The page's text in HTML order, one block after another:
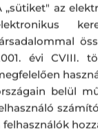
az olyan
„sütiket" az
évi CVIII.
belül
felhasználók